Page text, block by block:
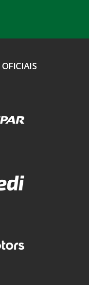
OFICIAIS